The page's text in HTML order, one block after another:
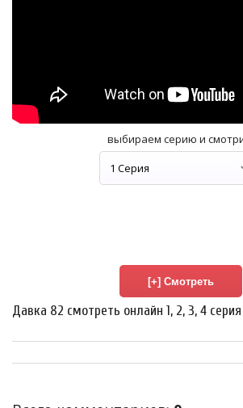
выбираем серию и
Давка 82 смотреть онлайн 1, 2, 3, 4 серия